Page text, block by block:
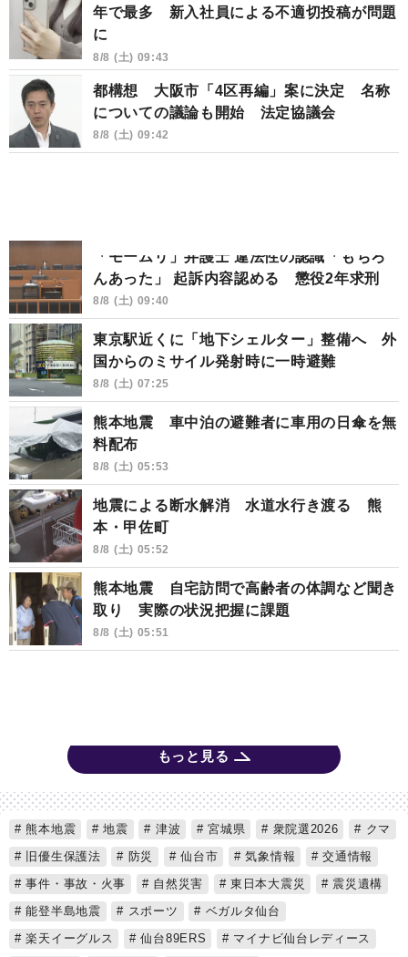
年で最多 新入社員による不適切投稿が問題
に
8/8 (土) 09:43
都構想 大阪市「4区再編」案に決定 名称
についての議論も開始 法定協議会
8/8 (土) 09:42
「モームリ」弁護士 違法性の認識「もちろ
んあった」 起訴内容認める 懲役2年求刑
8/8 (土) 09:40
東京駅近くに「地下シェルター」整備へ 外
国からのミサイル発射時に一時避難
8/8 (土) 07:25
熊本地震 車中泊の避難者に車用の日傘を無
料配布
8/8 (土) 05:53
地震による断水解消 水道水行き渡る 熊
本・甲佐町
8/8 (土) 05:52
熊本地震 自宅訪問で高齢者の体調など聞き
取り 実際の状況把握に課題
8/8 (土) 05:51
もっと見る
熊本地震 地震 津波 宮城県 衆院選2026
クマ
旧優生保護法
防災 仙台市 気象情報
交通情報
事件・事故・火事
自然災害 東日本大震災
震災遺構
能登半島地震
スポーツ
ベガルタ仙台
楽天イーグルス
仙台89ERS
マイナビ仙台レディース